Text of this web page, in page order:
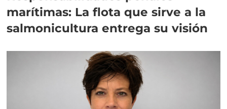
marítimas: La flota que sirve a la
salmonicultura entrega su visión